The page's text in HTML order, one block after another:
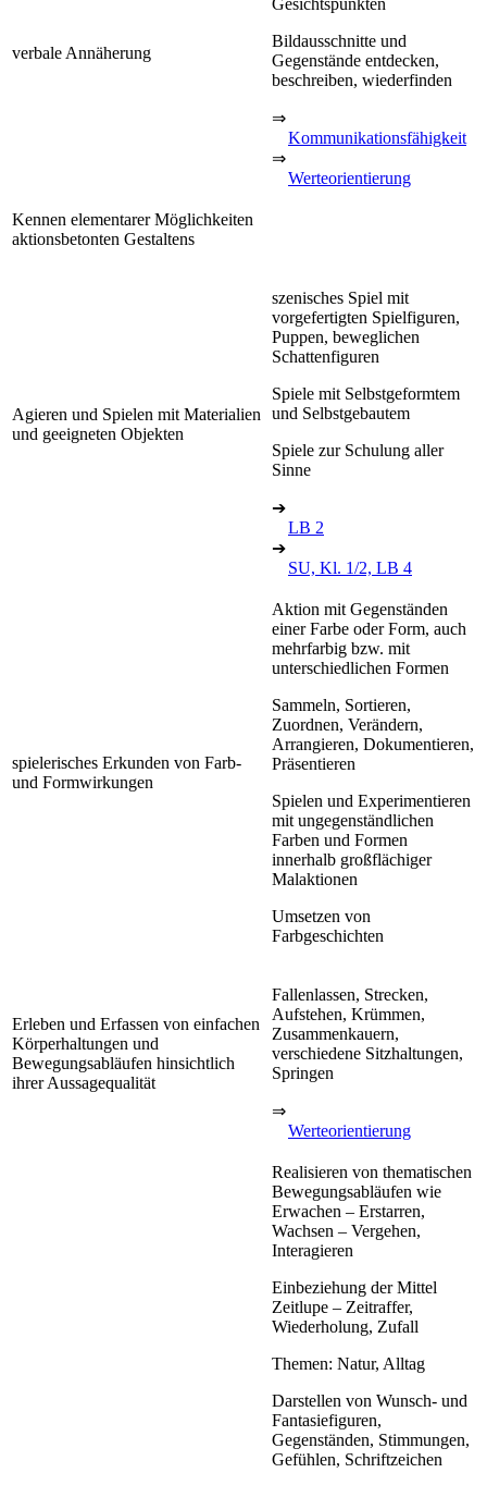
verbale Annäherung
Bildausschnitte und
Gegenstände entdecken,
beschreiben, wiederfinden
⇒
Kommunikationsfähigkeit
⇒
Werteorientierung
Kennen elementarer Möglichkeiten
aktionsbetonten Gestaltens
Agieren und Spielen mit Materialien
und geeigneten Objekten
szenisches Spiel mit
vorgefertigten Spielfiguren,
Puppen, beweglichen
Schattenfiguren
Spiele mit Selbstgeformtem
und Selbstgebautem
Spiele zur Schulung aller
Sinne
➔
LB 2
➔
SU, Kl. 1/2, LB 4
spielerisches Erkunden von Farb-
und Formwirkungen
Aktion mit Gegenständen
einer Farbe oder Form, auch
mehrfarbig bzw. mit
unterschiedlichen Formen
Sammeln, Sortieren,
Zuordnen, Verändern,
Arrangieren, Dokumentieren,
Präsentieren
Spielen und Experimentieren
mit ungegenständlichen
Farben und Formen
innerhalb großflächiger
Malaktionen
Umsetzen von
Farbgeschichten
Erleben und Erfassen von einfachen
Körperhaltungen und
Bewegungsabläufen hinsichtlich
ihrer Aussagequalität
Fallenlassen, Strecken,
Aufstehen, Krümmen,
Zusammenkauern,
verschiedene Sitzhaltungen,
Springen
⇒
Werteorientierung
Realisieren von thematischen
Bewegungsabläufen wie
Erwachen – Erstarren,
Wachsen – Vergehen,
Interagieren
Einbeziehung der Mittel
Zeitlupe – Zeitraffer,
Wiederholung, Zufall
Themen: Natur, Alltag
Darstellen von Wunsch- und
Fantasiefiguren,
Gegenständen, Stimmungen,
Gefühlen, Schriftzeichen